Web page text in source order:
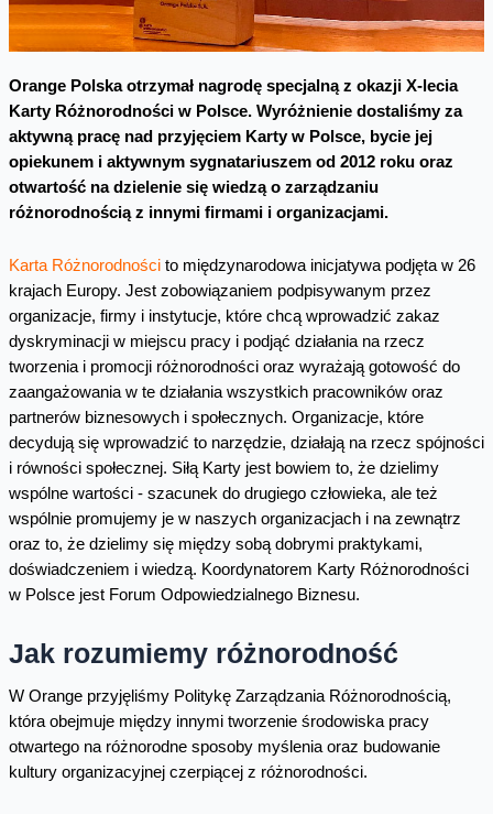
Orange Polska otrzymał nagrodę specjalną z okazji X-lecia
Karty Różnorodności w Polsce. Wyróżnienie dostaliśmy za
aktywną pracę nad przyjęciem Karty w Polsce, bycie jej
opiekunem i aktywnym sygnatariuszem od 2012 roku oraz
otwartość na dzielenie się wiedzą o zarządzaniu
różnorodnością z innymi firmami i organizacjami.
Karta Różnorodnościto międzynarodowa inicjatywa podjęta w 26
krajach Europy. Jest zobowiązaniem podpisywanym przez
organizacje, firmy i instytucje, które chcą wprowadzić zakaz
dyskryminacji w miejscu pracy i podjąć działania na rzecz
tworzenia i promocji różnorodności oraz wyrażają gotowość do
zaangażowania w te działania wszystkich pracowników oraz
partnerów biznesowych i społecznych. Organizacje, które
decydują się wprowadzić to narzędzie, działają na rzecz spójności
i równości społecznej. Siłą Karty jest bowiem to, że dzielimy
wspólne wartości - szacunek do drugiego człowieka, ale też
wspólnie promujemy je w naszych organizacjach i na zewnątrz
oraz to, że dzielimy się między sobą dobrymi praktykami,
doświadczeniem i wiedzą. Koordynatorem Karty Różnorodności
w Polsce jest Forum Odpowiedzialnego Biznesu.
Jak rozumiemy różnorodność
W Orange przyjęliśmy Politykę Zarządzania Różnorodnością,
która obejmuje między innymi tworzenie środowiska pracy
otwartego na różnorodne sposoby myślenia oraz budowanie
kultury organizacyjnej czerpiącej z różnorodności.